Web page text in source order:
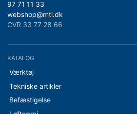
97 71 11 33
webshop@mti.dk
CVR 33 77 28 66
KATALOG
Værktøj
Tekniske artikler
Befæstigelse